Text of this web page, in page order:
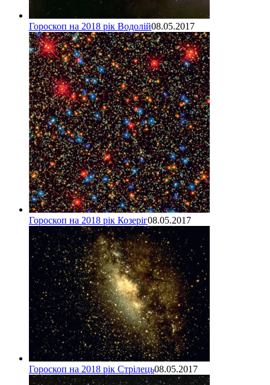
Гороскоп на 2018 рік Водолій08.05.2017
Гороскоп на 2018 рік Козеріг08.05.2017
Гороскоп на 2018 рік Стрілець08.05.2017